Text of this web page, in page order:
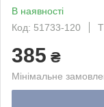
В наявності
Код: 51733-120
385 ₴
Мінімальне